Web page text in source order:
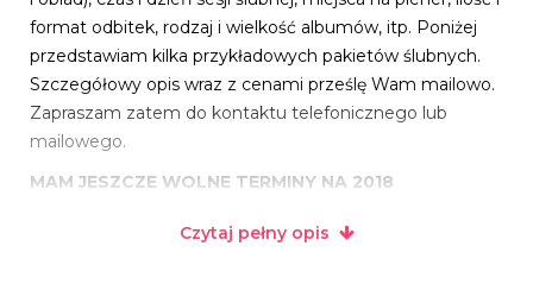
format odbitek, rodzaj i wielkość albumów, itp. Poniżej
przedstawiam kilka przykładowych pakietów ślubnych.
Szczegółowy opis wraz z cenami prześlę Wam mailowo.
Zapraszam zatem do kontaktu telefonicznego lub
mailowego.
MAM JESZCZE WOLNE TERMINY NA 2018
Czytaj pełny opis